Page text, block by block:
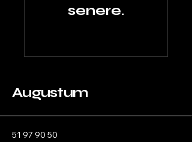
senere.
Augustum
51 97 90 50